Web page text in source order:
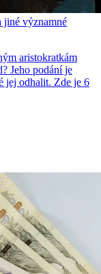
významné
aristokratkám
Jeho podání je
jej odhalit. Zde je 6